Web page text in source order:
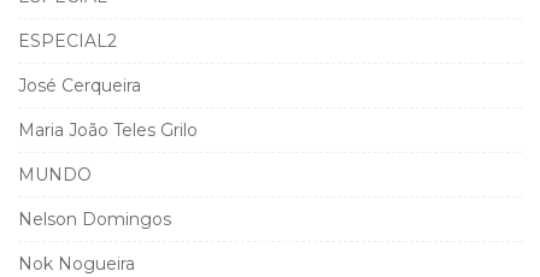
ESPECIAL2
José Cerqueira
Maria João Teles Grilo
MUNDO
Nelson Domingos
Nok Nogueira